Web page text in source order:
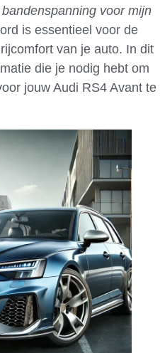
voor mijn
is essentieel voor de
van je auto. In dit
die je nodig hebt om
jouw Audi RS4 Avant te